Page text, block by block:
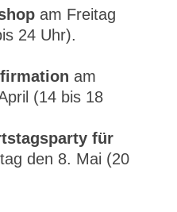
am Freitag
24 Uhr).
am
(14 bis 18
für
den 8. Mai (20